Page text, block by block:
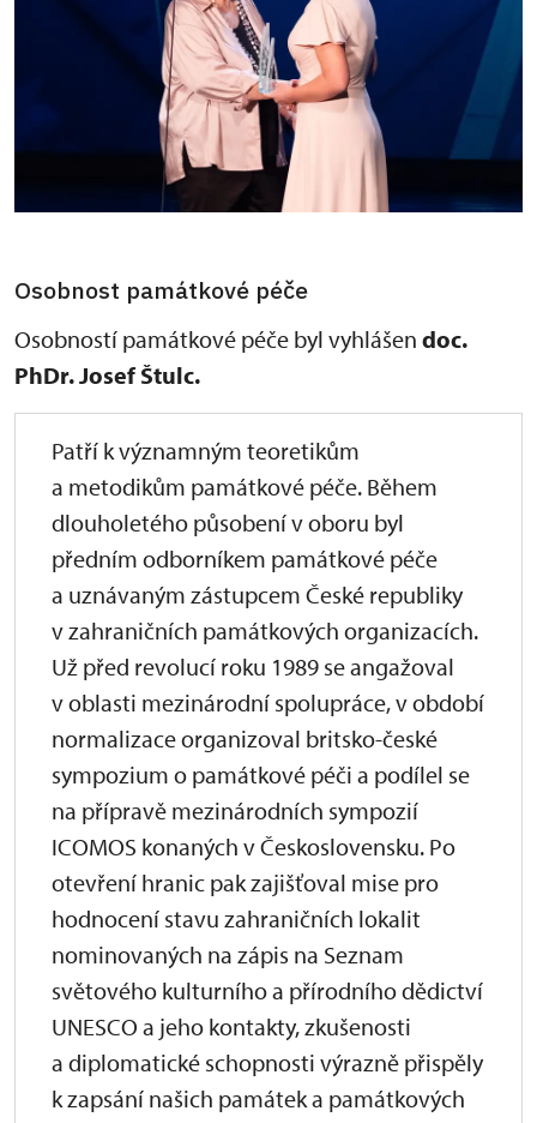
Osobnost památkové péče
Osobností památkové péče byl vyhlášen doc.
PhDr. Josef Štulc.
Patří k významným teoretikům
a metodikům památkové péče. Během
dlouholetého působení v oboru byl
předním odborníkem památkové péče
a uznávaným zástupcem České republiky
v zahraničních památkových organizacích.
Už před revolucí roku 1989 se angažoval
v oblasti mezinárodní spolupráce, v období
normalizace organizoval britsko-české
sympozium o památkové péči a podílel se
na přípravě mezinárodních sympozií
ICOMOS konaných v Československu. Po
otevření hranic pak zajišťoval mise pro
hodnocení stavu zahraničních lokalit
nominovaných na zápis na Seznam
světového kulturního a přírodního dědictví
UNESCO a jeho kontakty, zkušenosti
a diplomatické schopnosti výrazně přispěly
k zapsání našich památek a památkových